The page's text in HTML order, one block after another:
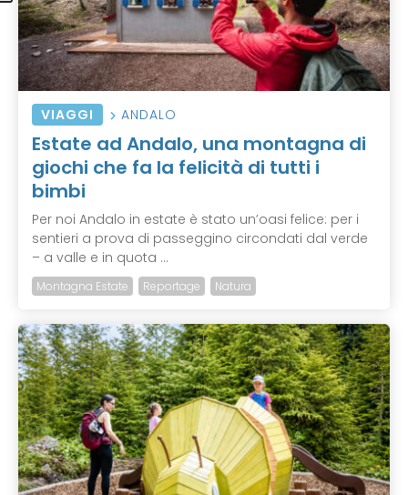
VIAGGI ANDALO
Estate ad Andalo, una montagna di
giochi che fa la felicità di tutti i
bimbi
Per noi Andalo in estate è stato un’oasi felice: per i
sentieri a prova di passeggino circondati dal verde
– a valle e in quota ...
Montagna Estate Reportage Natura